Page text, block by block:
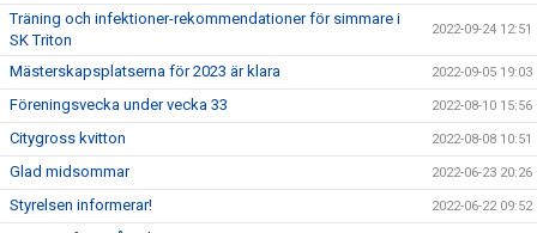
Träning och infektioner-rekommendationer för simmare i
SK Triton
2022-09-24 12:51
Mästerskapsplatserna för 2023 är klara 2022-09-05 19:03
Föreningsvecka under vecka 33 2022-08-10 15:56
Citygross kvitton 2022-08-08 10:51
Glad midsommar 2022-06-23 20:26
Styrelsen informerar! 2022-06-22 09:52